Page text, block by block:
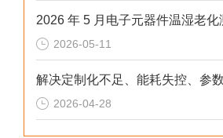
2026-05-11
2026-04-28